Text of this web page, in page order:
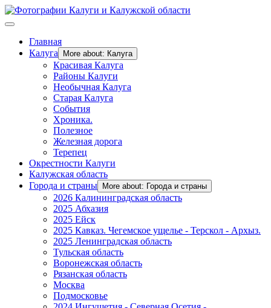
Главная
Калуга
More about: Калуга
Красивая Калуга
Районы Калуги
Необычная Калуга
Старая Калуга
События
Хроника.
Полезное
Железная дорога
Терепец
Окрестности Калуги
Калужская область
Города и страны
More about: Города и страны
2026 Калининградская область
2025 Абхазия
2025 Ейск
2025 Кавказ. Чегемское ущелье - Терскол - Архыз.
2025 Ленинградская область
Тульская область
Воронежская область
Рязанская область
Москва
Подмосковье